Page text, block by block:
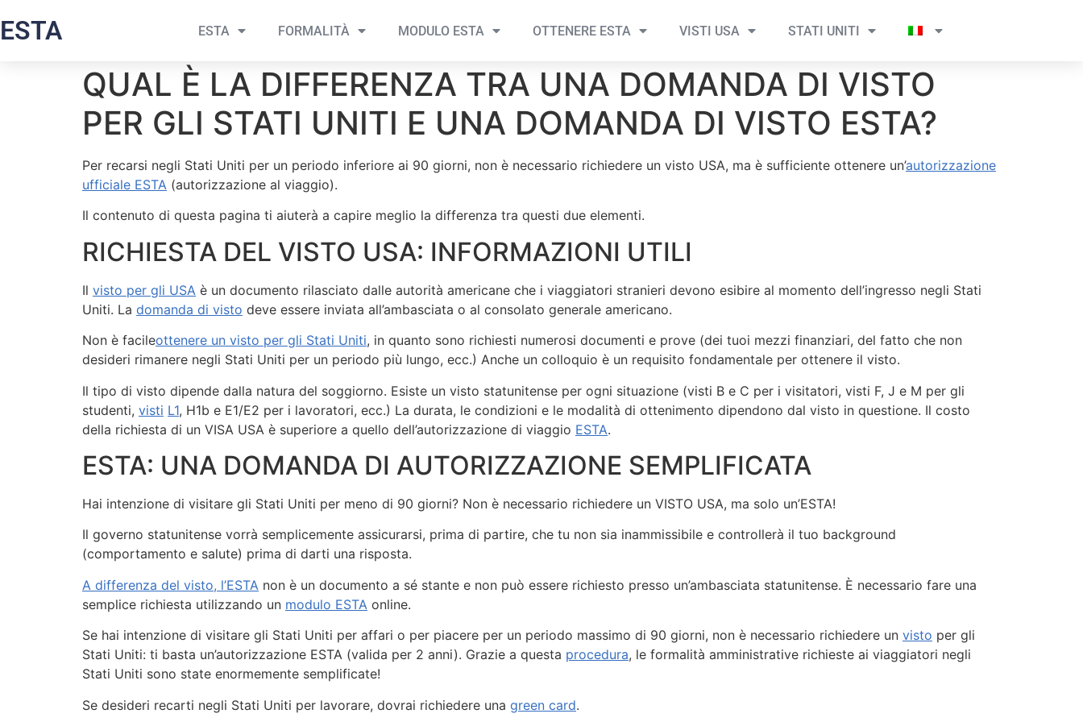
ESTA ESTA FORMALITÀ MODULO ESTA OTTENERE ESTA VISTI USA STATI UNITI
QUAL È LA DIFFERENZA TRA UNA DOMANDA DI VISTO
PER GLI STATI UNITI E UNA DOMANDA DI VISTO ESTA?
Per recarsi negli Stati Uniti per un periodo inferiore ai 90 giorni, non è necessario richiedere un visto USA, ma è sufficiente ottenere un’autorizzazione
ufficiale ESTA (autorizzazione al viaggio).
Il contenuto di questa pagina ti aiuterà a capire meglio la differenza tra questi due elementi.
RICHIESTA DEL VISTO USA: INFORMAZIONI UTILI
Il visto per gli USA è un documento rilasciato dalle autorità americane che i viaggiatori stranieri devono esibire al momento dell’ingresso negli Stati
Uniti. La domanda di visto deve essere inviata all’ambasciata o al consolato generale americano.
Non è facileottenere un visto per gli Stati Uniti, in quanto sono richiesti numerosi documenti e prove (dei tuoi mezzi finanziari, del fatto che non
desideri rimanere negli Stati Uniti per un periodo più lungo, ecc.) Anche un colloquio è un requisito fondamentale per ottenere il visto.
Il tipo di visto dipende dalla natura del soggiorno. Esiste un visto statunitense per ogni situazione (visti B e C per i visitatori, visti F, J e M per gli
studenti, visti L1, H1b e E1/E2 per i lavoratori, ecc.) La durata, le condizioni e le modalità di ottenimento dipendono dal visto in questione. Il costo
della richiesta di un VISA USA è superiore a quello dell’autorizzazione di viaggio ESTA.
ESTA: UNA DOMANDA DI AUTORIZZAZIONE SEMPLIFICATA
Hai intenzione di visitare gli Stati Uniti per meno di 90 giorni? Non è necessario richiedere un VISTO USA, ma solo un’ESTA!
Il governo statunitense vorrà semplicemente assicurarsi, prima di partire, che tu non sia inammissibile e controllerà il tuo background
(comportamento e salute) prima di darti una risposta.
A differenza del visto, l’ESTA non è un documento a sé stante e non può essere richiesto presso un’ambasciata statunitense. È necessario fare una
semplice richiesta utilizzando un modulo ESTA online.
Se hai intenzione di visitare gli Stati Uniti per affari o per piacere per un periodo massimo di 90 giorni, non è necessario richiedere un visto per gli
Stati Uniti: ti basta un’autorizzazione ESTA (valida per 2 anni). Grazie a questa procedura, le formalità amministrative richieste ai viaggiatori negli
Stati Uniti sono state enormemente semplificate!
Se desideri recarti negli Stati Uniti per lavorare, dovrai richiedere una green card.